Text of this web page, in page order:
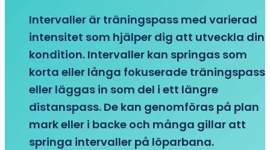
Intervaller är träningspass med varierad
intensitet som hjälper dig att utveckla din
kondition. Intervaller kan springas som
korta eller långa fokuserade träningspass
eller läggas in som del i ett längre
distanspass. De kan genomföras på plan
mark eller i backe och många gillar att
springa intervaller på löparbana.